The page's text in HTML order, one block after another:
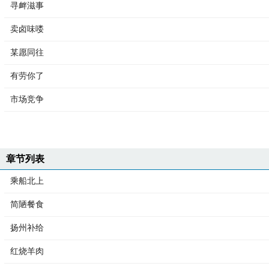
寻衅滋事
卖卤味喽
某愿同往
有劳你了
市场竞争
章节列表
乘船北上
简陋餐食
扬州补给
红烧羊肉